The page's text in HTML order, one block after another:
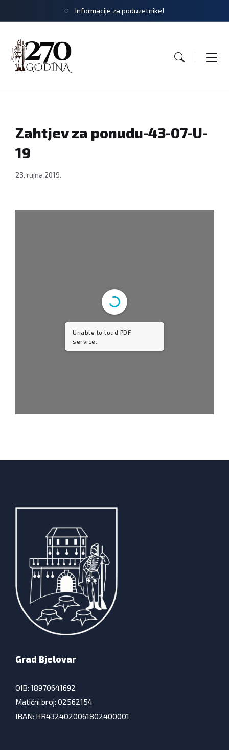
Informacije za poduzetnike!
Zahtjev za ponudu-43-07-U-
19
23. rujna 2019.
Unable to load PDF
service..
Grad Bjelovar
OIB: 18970641692
Matični broj: 02562154
IBAN: HR4324020061802400001